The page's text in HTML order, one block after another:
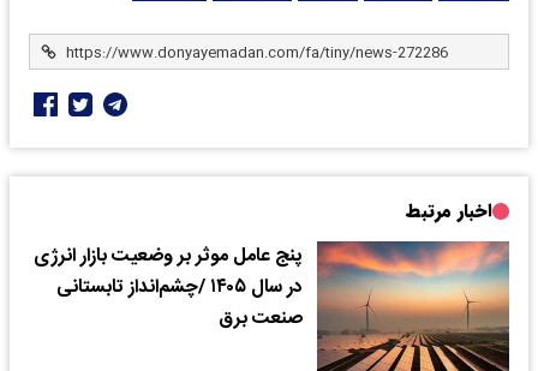
اخبار مرتبط
پنج عامل موثر بر وضعیت بازار انرژی
در سال ۱۴۰۵ /چشم‌انداز تابستانی
صنعت برق